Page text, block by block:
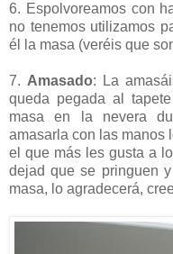
6. Espolvoreamos con
no tenemos utilizamos
él la masa (veréis que
7. Amasado: La
queda pegada al
masa en la nevera
amasarla con las manos
el que más les gusta a
dejad que se pringuen
masa, lo agradecerá,